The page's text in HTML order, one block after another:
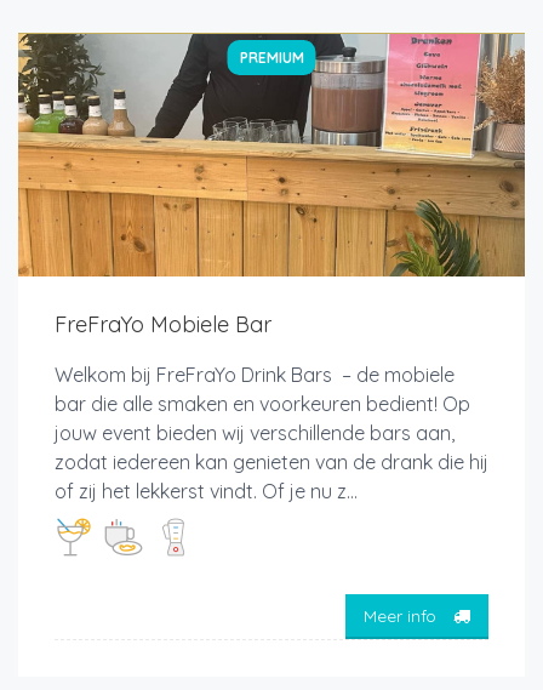
PREMIUM
FreFraYo Mobiele Bar
Welkom bij FreFraYo Drink Bars – de mobiele
bar die alle smaken en voorkeuren bedient! Op
jouw event bieden wij verschillende bars aan,
zodat iedereen kan genieten van de drank die hij
of zij het lekkerst vindt. Of je nu z...
Meer info